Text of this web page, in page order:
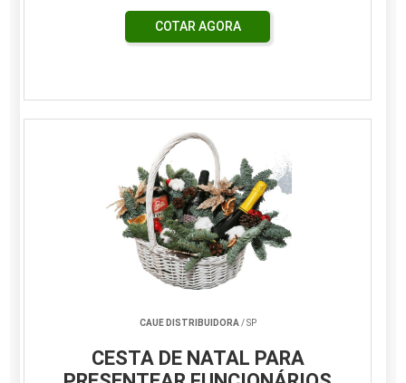
COTAR AGORA
CAUE DISTRIBUIDORA/ SP
CESTA DE NATAL PARA